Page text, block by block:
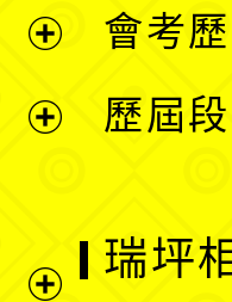
單
會考
歷屆
瑞坪